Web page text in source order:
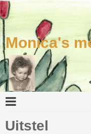
Monica's
Uitstel